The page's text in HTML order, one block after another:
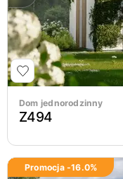
Dom jednorodzinny
Z494
Promocja -16.0%